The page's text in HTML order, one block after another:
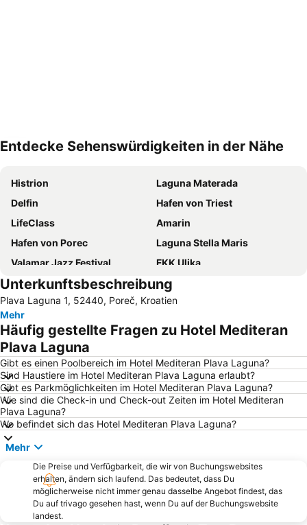
Entdecke Sehenswürdigkeiten in der Nähe
Histrion
Laguna Materada
Delfin
Hafen von Triest
LifeClass
Amarin
Hafen von Porec
Laguna Stella Maris
Valamar Jazz Festival
FKK Ulika
Portorose beach
Marina Portorož
Parentium
Altstadt Piran
Katoro
Lanterna
Girandella
Nacionalni Park Brijuni
AC Zelena Laguna
Sveti Andrija - Crveni otok
Brulo
Koper
Koversada
Adria Ankaran
Donji Špadići
Metropol Portorož
Poreč 24 hours
Polari
Pri svetilniku
Aquapark Istralandia
Istra Funtana
Brioni
Villas Rubin
Old town
Unterkunftsbeschreibung
Plava Laguna 1, 52440, Poreč, Kroatien
Mehr
Häufig gestellte Fragen zu Hotel Mediteran
Plava Laguna
Gibt es einen Poolbereich im Hotel Mediteran Plava Laguna?
Sind Haustiere im Hotel Mediteran Plava Laguna erlaubt?
Gibt es Parkmöglichkeiten im Hotel Mediteran Plava Laguna?
Wie sind die Check-in und Check-out Zeiten im Hotel Mediteran
Plava Laguna?
Wo befindet sich das Hotel Mediteran Plava Laguna?
Mehr
Die Preise und Verfügbarkeit, die wir von Buchungswebsites
erhalten, ändern sich laufend. Das bedeutet, dass Du
möglicherweise nicht immer genau dasselbe Angebot findest, das
Du auf trivago gesehen hast, wenn Du auf der Buchungswebsite
landest.